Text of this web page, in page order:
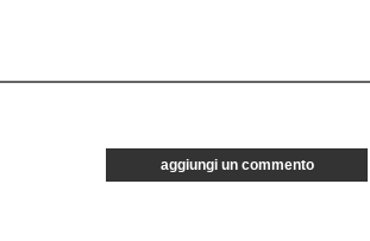
aggiungi un commento